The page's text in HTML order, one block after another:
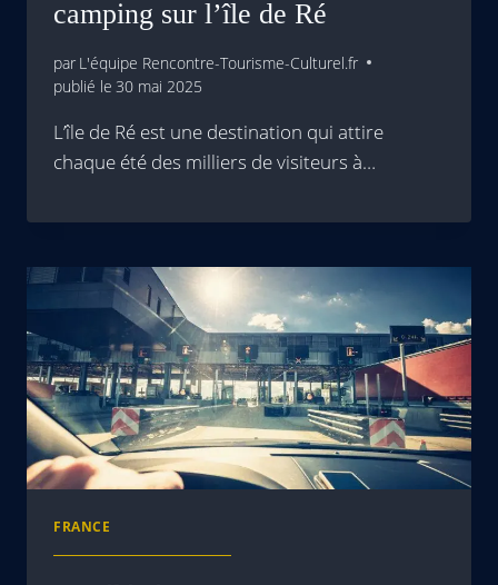
camping sur l’île de Ré
par L'équipe Rencontre-Tourisme-Culturel.fr
publié le 30 mai 2025
L’île de Ré est une destination qui attire
chaque été des milliers de visiteurs à…
FRANCE